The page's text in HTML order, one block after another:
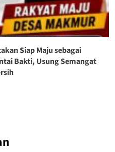
Siap Maju sebagai
Bakti, Usung Semangat